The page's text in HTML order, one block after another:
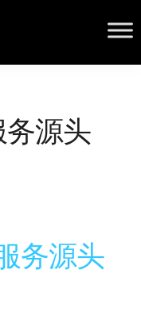
务源头
务源头